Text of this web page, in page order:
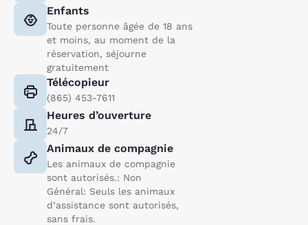
Enfants
Toute personne âgée de 18 ans
et moins, au moment de la
réservation, séjourne
gratuitement
Télécopieur
(865) 453-7611
Heures d’ouverture
24/7
Animaux de compagnie
Les animaux de compagnie
sont autorisés.: Non
Général: Seuls les animaux
d’assistance sont autorisés,
sans frais.